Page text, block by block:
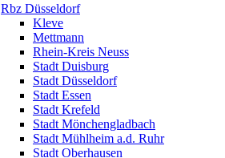
Rbz Düsseldorf
Kleve
Mettmann
Rhein-Kreis Neuss
Stadt Duisburg
Stadt Düsseldorf
Stadt Essen
Stadt Krefeld
Stadt Mönchengladbach
Stadt Mühlheim a.d. Ruhr
Stadt Oberhausen